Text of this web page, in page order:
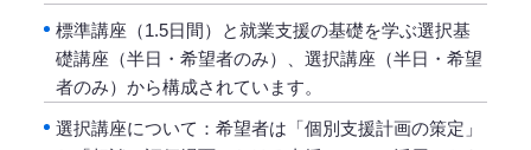
標準講座（1.5日間）と就業支援の基礎を学ぶ選択基
礎講座（半日・希望者のみ）、選択講座（半日・希望
者のみ）から構成されています。
選択講座について：希望者は「個別支援計画の策定」